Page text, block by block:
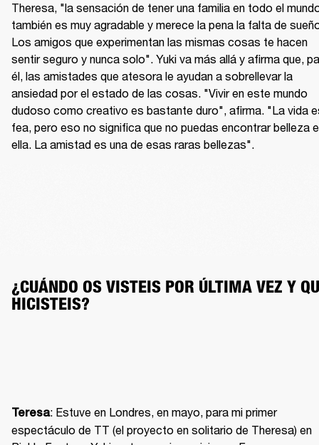
Theresa, "la sensación de tener una familia en todo el
también es muy agradable y merece la pena la falta de
Los amigos que experimentan las mismas cosas te hacen
sentir seguro y nunca solo". Yuki va más allá y afirma que,
él, las amistades que atesora le ayudan a sobrellevar la
ansiedad por el estado de las cosas. "Vivir en este mundo
dudoso como creativo es bastante duro", afirma. "La vida
fea, pero eso no significa que no puedas encontrar belleza
ella. La amistad es una de esas raras bellezas".
¿CUÁNDO OS VISTEIS POR ÚLTIMA VEZ Y
HICISTEIS?
Teresa: Estuve en Londres, en mayo, para mi primer
espectáculo de TT (el proyecto en solitario de Theresa) en